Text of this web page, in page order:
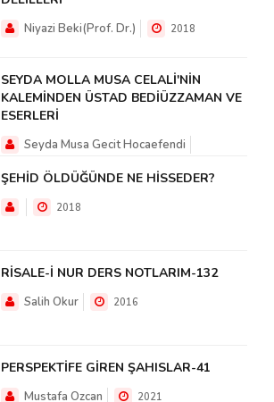
Niyazi Beki(Prof. Dr.) 2018
SEYDA MOLLA MUSA CELALİ'NİN
KALEMİNDEN ÜSTAD BEDİÜZZAMAN VE
ESERLERİ
Seyda Musa Gecit Hocaefendi
ŞEHİD ÖLDÜĞÜNDE NE HİSSEDER?
2018
RİSALE-İ NUR DERS NOTLARIM-132
Salih Okur 2016
PERSPEKTİFE GİREN ŞAHISLAR-41
Mustafa Ozcan 2021